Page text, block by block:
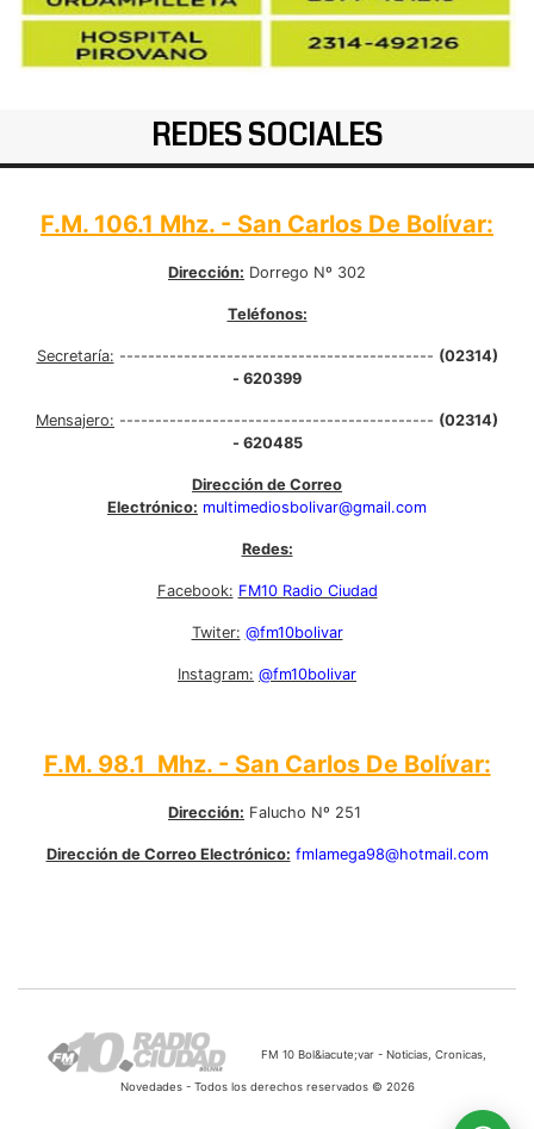
REDES SOCIALES
F.M. 106.1 Mhz. - San Carlos De Bolívar:
Dirección: Dorrego Nº 302
Teléfonos:
Secretaría: -------------------------------------------- (02314)
- 620399
Mensajero: -------------------------------------------- (02314)
- 620485
Dirección de Correo
Electrónico: multimediosbolivar@gmail.com
Redes:
Facebook: FM10 Radio Ciudad
Twiter: @fm10bolivar
Instagram: @fm10bolivar
F.M. 98.1 Mhz. - San Carlos De Bolívar:
Dirección: Falucho Nº 251
Dirección de Correo Electrónico: fmlamega98@hotmail.com
FM 10 Bol&iacute;var - Noticias, Cronicas,
Novedades - Todos los derechos reservados © 2026